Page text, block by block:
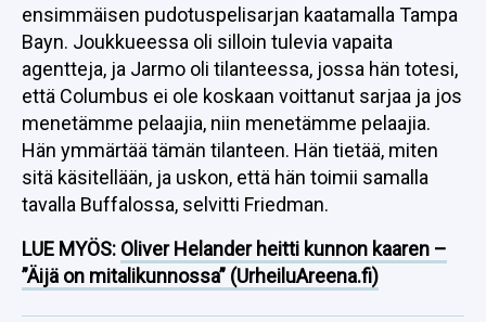
ensimmäisen pudotuspelisarjan kaatamalla Tampa
Bayn. Joukkueessa oli silloin tulevia vapaita
agentteja, ja Jarmo oli tilanteessa, jossa hän totesi,
että Columbus ei ole koskaan voittanut sarjaa ja jos
menetämme pelaajia, niin menetämme pelaajia.
Hän ymmärtää tämän tilanteen. Hän tietää, miten
sitä käsitellään, ja uskon, että hän toimii samalla
tavalla Buffalossa, selvitti Friedman.
LUE MYÖS: Oliver Helander heitti kunnon kaaren –
”Äijä on mitalikunnossa” (UrheiluAreena.fi)